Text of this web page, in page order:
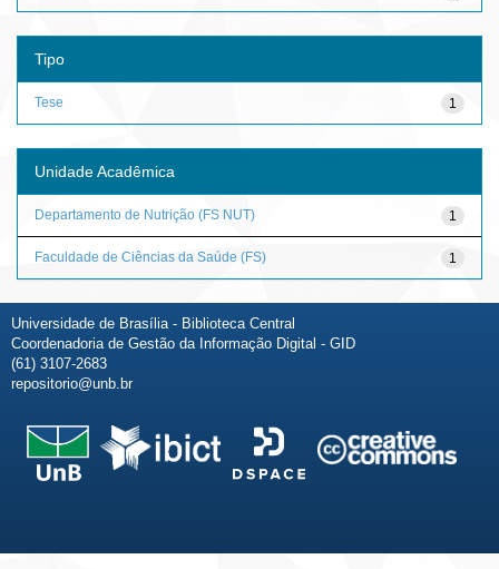
Tipo
1
Tese
Unidade Acadêmica
1
Departamento de Nutrição (FS NUT)
1
Faculdade de Ciências da Saúde (FS)
Universidade de Brasília - Biblioteca Central
Coordenadoria de Gestão da Informação Digital - GID
(61) 3107-2683
repositorio@unb.br